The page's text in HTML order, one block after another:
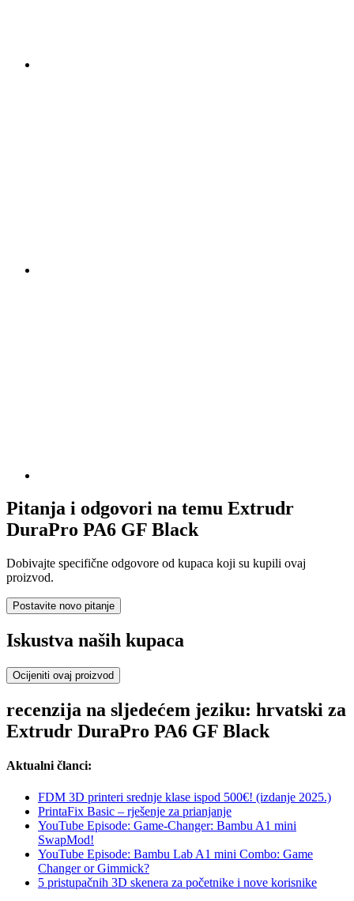
Pitanja i odgovori na temu Extrudr
DuraPro PA6 GF Black
Dobivajte specifične odgovore od kupaca koji su kupili ovaj
proizvod.
Postavite novo pitanje
Iskustva naših kupaca
Ocijeniti ovaj proizvod
recenzija na sljedećem jeziku: hrvatski za
Extrudr DuraPro PA6 GF Black
Aktualni članci:
FDM 3D printeri srednje klase ispod 500€! (izdanje 2025.)
PrintaFix Basic – rješenje za prianjanje
YouTube Episode: Game-Changer: Bambu A1 mini
SwapMod!
YouTube Episode: Bambu Lab A1 mini Combo: Game
Changer or Gimmick?
5 pristupačnih 3D skenera za početnike i nove korisnike